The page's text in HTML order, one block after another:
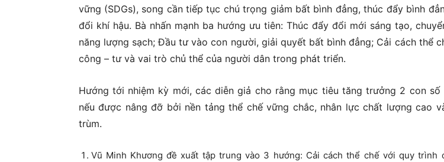
vững (SDGs), song cần tiếp tục chú trọng giảm bất bình đẳng, thúc đẩy bình
đổi khí hậu. Bà nhấn mạnh ba hướng ưu tiên: Thúc đẩy đổi mới sáng tạo,
năng lượng sạch; Đầu tư vào con người, giải quyết bất bình đẳng; Cải cách thể
công – tư và vai trò chủ thể của người dân trong phát triển.
Hướng tới nhiệm kỳ mới, các diễn giả cho rằng mục tiêu tăng trưởng 2 con số
nếu được nâng đỡ bởi nền tảng thể chế vững chắc, nhân lực chất lượng cao
trùm.
Vũ Minh Khương đề xuất tập trung vào 3 hướng: Cải cách thể chế với quy trình